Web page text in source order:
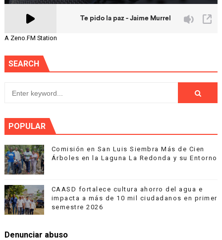
A Zeno.FM Station
SEARCH
POPULAR
Comisión en San Luis Siembra Más de Cien
Árboles en la Laguna La Redonda y su Entorno
CAASD fortalece cultura ahorro del agua e
impacta a más de 10 mil ciudadanos en primer
semestre 2026
Denunciar abuso